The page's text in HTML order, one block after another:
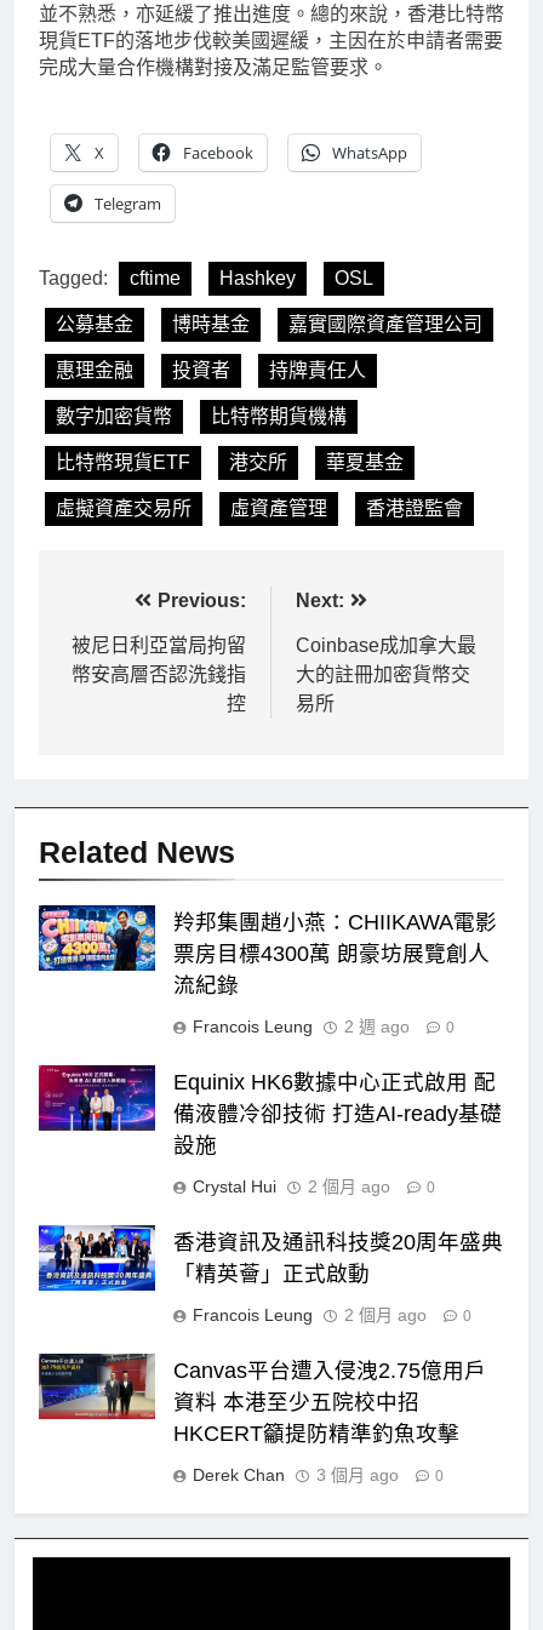
並不熟悉，亦延緩了推出進度。總的來說，香港比特幣
現貨ETF的落地步伐較美國遲緩，主因在於申請者需要
完成大量合作機構對接及滿足監管要求。
X Facebook WhatsApp
Telegram
Tagged: cftime Hashkey OSL
公募基金 博時基金 嘉實國際資產管理公司
惠理金融 投資者 持牌責任人
數字加密貨幣 比特幣期貨機構
比特幣現貨ETF 港交所 華夏基金
虛擬資產交易所 虛資產管理 香港證監會
章
導
Previous:
被尼日利亞當局拘留
幣安高層否認洗錢指
控
Next:
Coinbase成加拿大最
大的註冊加密貨幣交
易所
Related News
羚邦集團趙小燕：CHIIKAWA電影
票房目標4300萬 朗豪坊展覽創人
流紀錄
Francois Leung 2 週 ago 0
Equinix HK6數據中心正式啟用 配
備液體冷卻技術 打造AI-ready基礎
設施
Crystal Hui 2 個月 ago 0
香港資訊及通訊科技獎20周年盛典
「精英薈」正式啟動
Francois Leung 2 個月 ago 0
Canvas平台遭入侵洩2.75億用戶
資料 本港至少五院校中招
HKCERT籲提防精準釣魚攻擊
Derek Chan 3 個月 ago 0